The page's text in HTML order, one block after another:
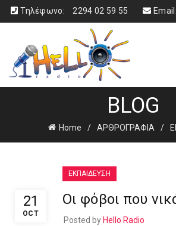
Τηλέφωνο: 2294 02 59 55 Email:
BLOG
Home ΑΡΘΡΟΓΡΑΦΙΑ
21
OCT
ΕΚΠΑΙΔΕΥΣΗ
Οι φόβοι που
Posted by Hello Radio